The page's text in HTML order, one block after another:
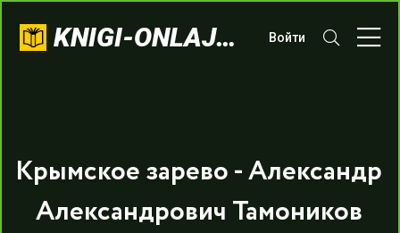
KNIGI-ONLAJN.COM Войти
Крымское зарево - Александр
Александрович Тамоников